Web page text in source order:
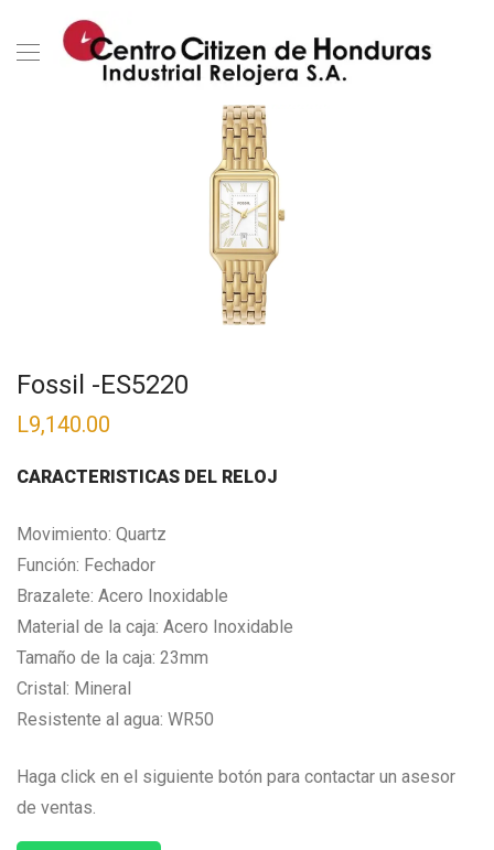
Fossil -ES5220
L9,140.00
CARACTERISTICAS DEL RELOJ
Movimiento: Quartz
Función: Fechador
Brazalete: Acero Inoxidable
Material de la caja: Acero Inoxidable
Tamaño de la caja: 23mm
Cristal: Mineral
Resistente al agua: WR50
Haga click en el siguiente botón para contactar un asesor
de ventas.